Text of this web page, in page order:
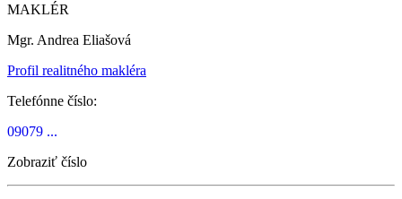
MAKLÉR
Mgr. Andrea Eliašová
Profil realitného makléra
Telefónne číslo:
09079 ...
Zobraziť číslo